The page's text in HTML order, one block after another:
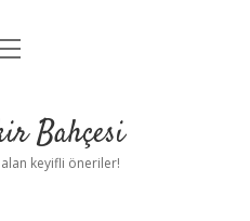
Uyarı
Bahçesi
keyifli öneriler!